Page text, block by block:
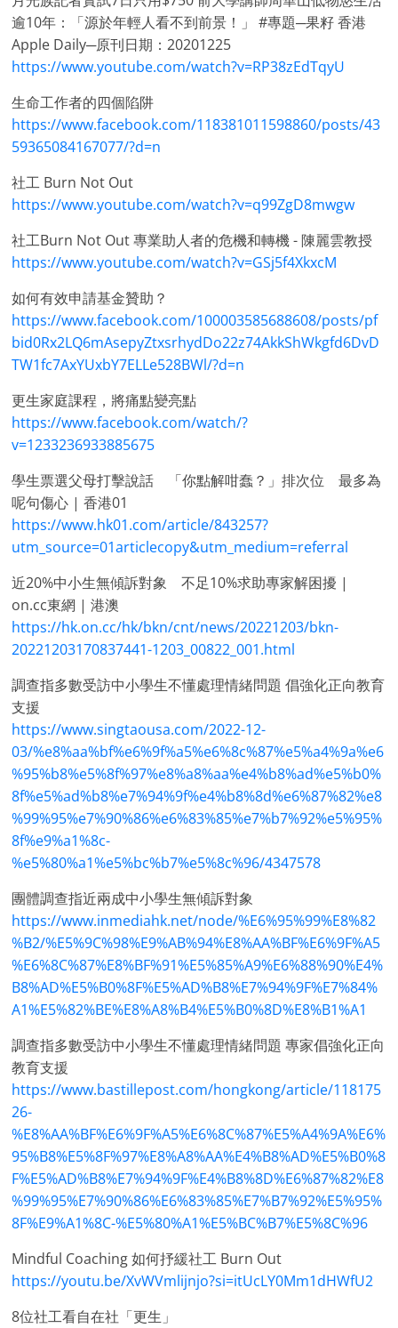
逾10年：「源於年輕人看不到前景！」 #專題─果籽 香港
Apple Daily─原刊日期：20201225
https://www.youtube.com/watch?v=RP38zEdTqyU
生命工作者的四個陷阱
https://www.facebook.com/118381011598860/posts/43
59365084167077/?d=n
社工 Burn Not Out
https://www.youtube.com/watch?v=q99ZgD8mwgw
社工Burn Not Out 專業助人者的危機和轉機 - 陳麗雲教授
https://www.youtube.com/watch?v=GSj5f4XkxcM
如何有效申請基金贊助？
https://www.facebook.com/100003585688608/posts/pf
bid0Rx2LQ6mAsepyZtxsrhydDo22z74AkkShWkgfd6DvD
TW1fc7AxYUxbY7ELLe528BWl/?d=n
更生家庭課程，將痛點變亮點
https://www.facebook.com/watch/?
v=1233236933885675
學生票選父母打擊說話 「你點解咁蠢？」排次位 最多為
呢句傷心 | 香港01
https://www.hk01.com/article/843257?
utm_source=01articlecopy&utm_medium=referral
近20%中小⽣無傾訴對象 不足10%求助專家解困擾 |
on.cc東網 | 港澳
https://hk.on.cc/hk/bkn/cnt/news/20221203/bkn-
20221203170837441-1203_00822_001.html
調查指多數受訪中小學生不懂處理情緒問題 倡強化正向教育
支援
https://www.singtaousa.com/2022-12-
03/%e8%aa%bf%e6%9f%a5%e6%8c%87%e5%a4%9a%e6
%95%b8%e5%8f%97%e8%a8%aa%e4%b8%ad%e5%b0%
8f%e5%ad%b8%e7%94%9f%e4%b8%8d%e6%87%82%e8
%99%95%e7%90%86%e6%83%85%e7%b7%92%e5%95%
8f%e9%a1%8c-
%e5%80%a1%e5%bc%b7%e5%8c%96/4347578
團體調查指近兩成中小學生無傾訴對象
https://www.inmediahk.net/node/%E6%95%99%E8%82
%B2/%E5%9C%98%E9%AB%94%E8%AA%BF%E6%9F%A5
%E6%8C%87%E8%BF%91%E5%85%A9%E6%88%90%E4%
B8%AD%E5%B0%8F%E5%AD%B8%E7%94%9F%E7%84%
A1%E5%82%BE%E8%A8%B4%E5%B0%8D%E8%B1%A1
調查指多數受訪中小學生不懂處理情緒問題 專家倡強化正向
教育支援
https://www.bastillepost.com/hongkong/article/118175
26-
%E8%AA%BF%E6%9F%A5%E6%8C%87%E5%A4%9A%E6%
95%B8%E5%8F%97%E8%A8%AA%E4%B8%AD%E5%B0%8
F%E5%AD%B8%E7%94%9F%E4%B8%8D%E6%87%82%E8
%99%95%E7%90%86%E6%83%85%E7%B7%92%E5%95%
8F%E9%A1%8C-%E5%80%A1%E5%BC%B7%E5%8C%96
Mindful Coaching 如何抒緩社工 Burn Out
https://youtu.be/XvWVmlijnjo?si=itUcLY0Mm1dHWfU2
8位社工看自在社「更生」